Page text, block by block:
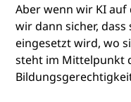
Aber wenn wir KI auf
wir dann sicher,
eingesetzt wird, wo
steht im Mittelpunkt